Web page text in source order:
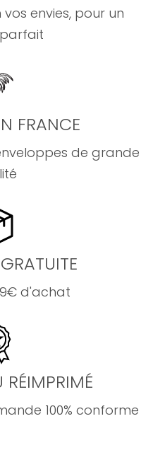
envies, pour un
FRANCE
de grande
d'achat
RÉIMPRIMÉ
100% conforme